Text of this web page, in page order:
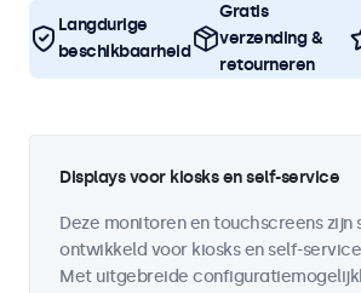
Langdurige
beschikbaarheid
Gratis
verzending &
retourneren
Displays voor kiosks en self-service
Deze monitoren en touchscreens zijn
ontwikkeld voor kiosks en self-
Met uitgebreide